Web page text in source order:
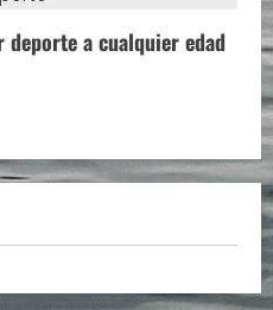
deporte a cualquier edad